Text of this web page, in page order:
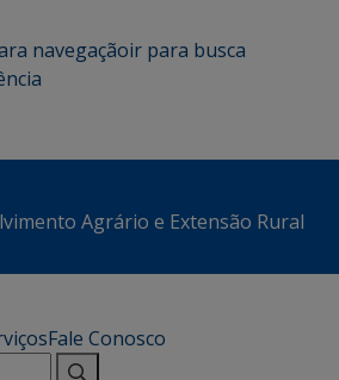
navegaçãoir para busca
Agrário e Extensão Rural
Fale Conosco